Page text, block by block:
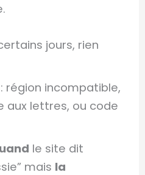
jours, rien
: région incompatible,
aux lettres, ou code
le site dit
mais la